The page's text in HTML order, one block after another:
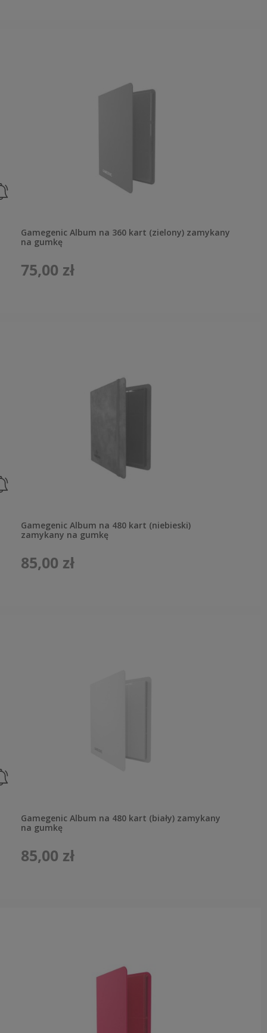
Gamegenic Album na 360 kart (zielony) zamykany
na gumkę
75,00 zł
Gamegenic Album na 480 kart (niebieski)
zamykany na gumkę
85,00 zł
Gamegenic Album na 480 kart (biały) zamykany
na gumkę
85,00 zł